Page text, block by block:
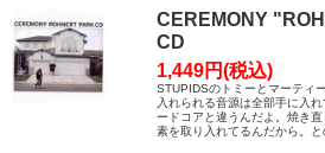
CEREMONY
CD
1,449円(税込)
STUPIDSのトミーとマーティ
入れられる音源は全部手に入
ードコアと違うんだよ。焼き
素を取り入れてるんだから。と